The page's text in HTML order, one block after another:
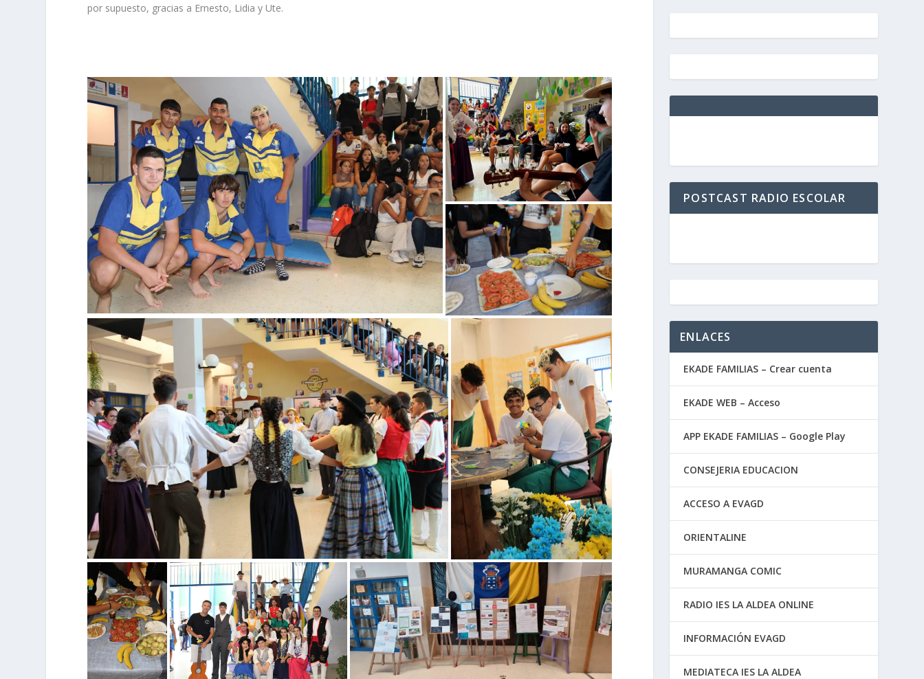
por supuesto, gracias a Ernesto, Lidia y Ute.
POSTCAST RADIO ESCOLAR
ENLACES
EKADE FAMILIAS – Crear cuenta
EKADE WEB – Acceso
APP EKADE FAMILIAS – Google Play
CONSEJERIA EDUCACION
ACCESO A EVAGD
ORIENTALINE
MURAMANGA COMIC
RADIO IES LA ALDEA ONLINE
INFORMACIÓN EVAGD
MEDIATECA IES LA ALDEA